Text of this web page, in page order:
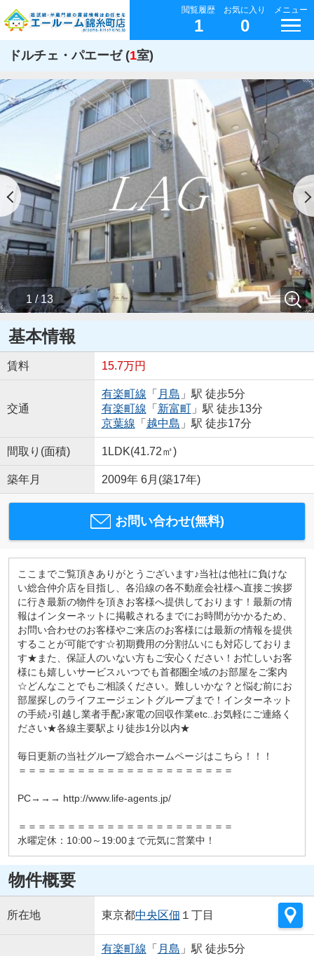
閲覧履歴
1
お気に入り
0
メニュー
ドルチェ・パエーゼ (1室)
1 / 13
基本情報
賃料 15.7万円
交通
有楽町線 「 月島 」駅 徒歩5分
有楽町線 「 新富町」駅 徒歩13分
京葉線 「 越中島 」駅 徒歩17分
間取り(面積) 1LDK(41.72㎡)
築年月 2009年 6月(築17年)
お問い合わせ(無料)
ここまでご覧頂きありがとうございます♪当社は他社に負けな
い総合仲介店を目指し、各沿線の各不動産会社様へ直接ご挨拶
に行き最新の物件を頂きお客様へ提供しております！最新の情
報はインターネットに掲載されるまでにお時間がかかるため、
お問い合わせのお客様やご来店のお客様には最新の情報を提供
することが可能です☆初期費用の分割払いにも対応しておりま
す★また、保証人のいない方もご安心ください！お忙しいお客
様にも嬉しいサービス♪いつでも首都圏全域のお部屋をご案内
☆どんなことでもご相談ください。難しいかな？と悩む前にお
部屋探しのライフエージェントグループまで！インターネット
の手続♪引越し業者手配♪家電の回収作業etc..お気軽にご連絡く
ださい★各線主要駅より徒歩1分以内★
毎日更新の当社グループ総合ホームページはこちら！！！
＝＝＝＝＝＝＝＝＝＝＝＝＝＝＝＝＝＝＝＝＝＝
PC→→→ http://www.life-agents.jp/
＝＝＝＝＝＝＝＝＝＝＝＝＝＝＝＝＝＝＝＝＝＝
水曜定休：10:00～19:00まで元気に営業中！
物件概要
所在地 東京都中央区佃 １丁目
有楽町線 「 月島 」駅 徒歩5分